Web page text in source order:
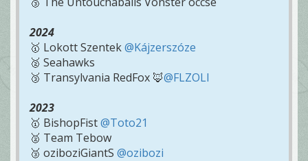
2024
🥇 Lokott Szentek@Kájzerszóze
🥈 Seahawks
🥉 Transylvania RedFox 🦊@FLZOLI
2023
🥇 BishopFist@Toto21
🥈 Team Tebow
🥉 oziboziGiantS @ozibozi